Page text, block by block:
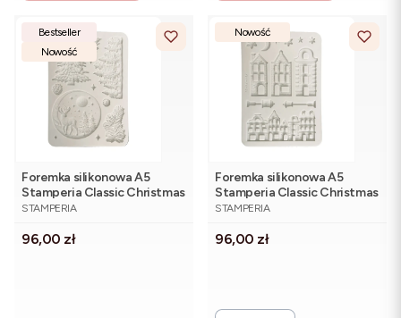
Bestseller
Nowość
Foremka silikonowa A5
Stamperia Classic Christmas
KACMA617 - choinki, jeleń
PRODUCENT
STAMPERIA
Cena
96,00 zł
Nowość
Foremka silikonowa A5
Stamperia Classic Christmas
KACMA616 - kamienice
PRODUCENT
STAMPERIA
Cena
96,00 zł